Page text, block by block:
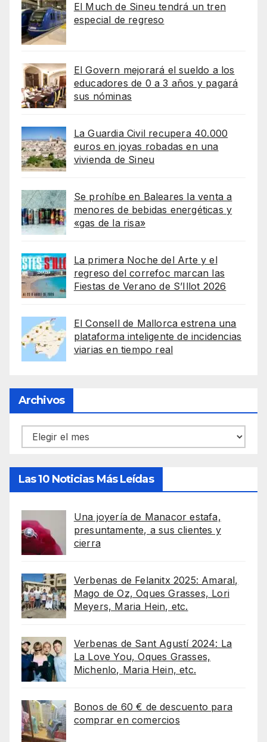
El Much de Sineu tendrá un tren
especial de regreso
El Govern mejorará el sueldo a los
educadores de 0 a 3 años y pagará
sus nóminas
La Guardia Civil recupera 40.000
euros en joyas robadas en una
vivienda de Sineu
Se prohíbe en Baleares la venta a
menores de bebidas energéticas y
«gas de la risa»
La primera Noche del Arte y el
regreso del correfoc marcan las
Fiestas de Verano de S’Illot 2026
El Consell de Mallorca estrena una
plataforma inteligente de incidencias
viarias en tiempo real
Archivos
Archivos
Las 10 Noticias Más Leídas
Una joyería de Manacor estafa,
presuntamente, a sus clientes y
cierra
Verbenas de Felanitx 2025: Amaral,
Mago de Oz, Oques Grasses, Lori
Meyers, Maria Hein, etc.
Verbenas de Sant Agustí 2024: La
La Love You, Oques Grasses,
Michenlo, Maria Hein, etc.
Bonos de 60 € de descuento para
comprar en comercios